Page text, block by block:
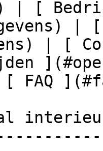
| [
| [
| [
FAQ